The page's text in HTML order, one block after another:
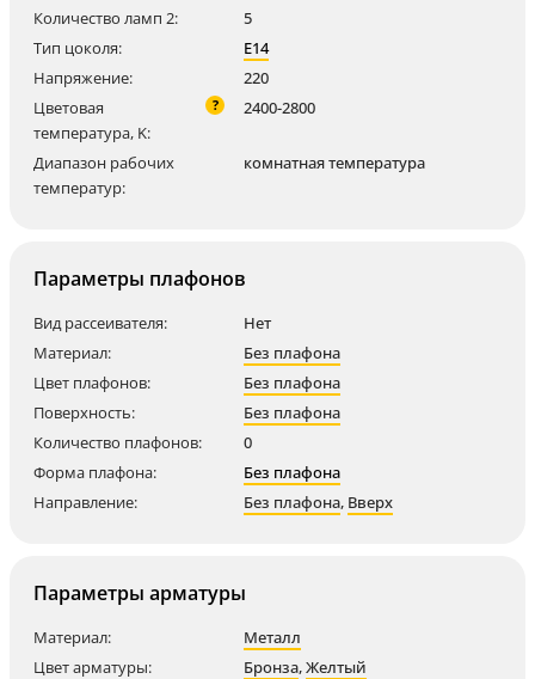
Количество ламп 2:
5
Тип цоколя:
E14
Напряжение:
220
Цветовая
температура, K:
? 2400-2800
Диапазон рабочих
температур:
комнатная температура
Параметры плафонов
Вид рассеивателя:
Нет
Материал:
Без плафона
Цвет плафонов:
Без плафона
Поверхность:
Без плафона
Количество плафонов:
0
Форма плафона:
Без плафона
Направление:
Без плафона, Вверх
Параметры арматуры
Материал:
Металл
Цвет арматуры:
Бронза,Желтый